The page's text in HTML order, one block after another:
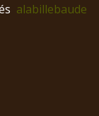
alabillebaude